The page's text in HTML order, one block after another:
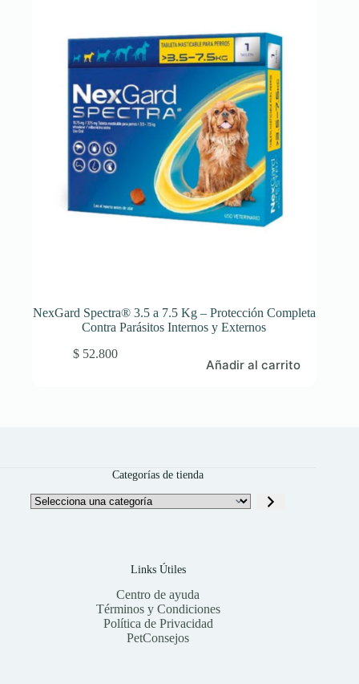
NexGard Spectra® 3.5 a 7.5 Kg – Protección Completa
Contra Parásitos Internos y Externos
$52.800
Añadir al carrito
Categorías de tienda
Selecciona
una
Links Útiles
Centro de ayuda
Términos y Condiciones
Política de Privacidad
PetConsejos